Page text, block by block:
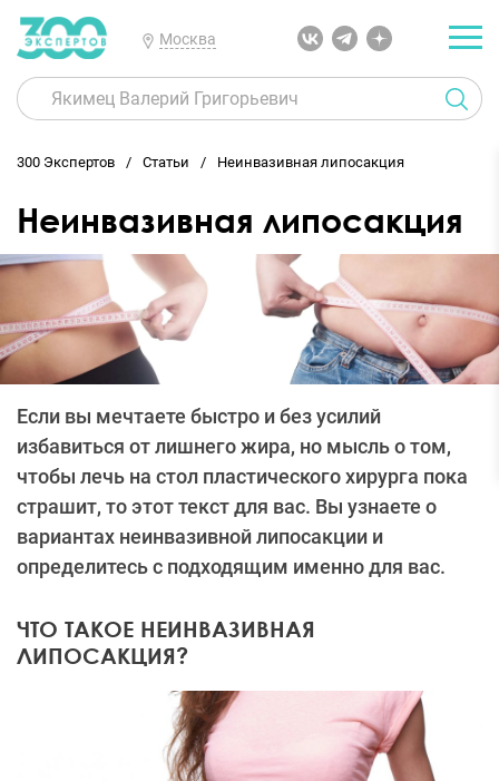
Москва
300 Экспертов Статьи Неинвазивная липосакция
Неинвазивная липосакция
Если вы мечтаете быстро и без усилий
избавиться от лишнего жира, но мысль о том,
чтобы лечь на стол пластического хирурга пока
страшит, то этот текст для вас. Вы узнаете о
вариантах неинвазивной липосакции и
определитесь с подходящим именно для вас.
ЧТО ТАКОЕ НЕИНВАЗИВНАЯ
ЛИПОСАКЦИЯ?